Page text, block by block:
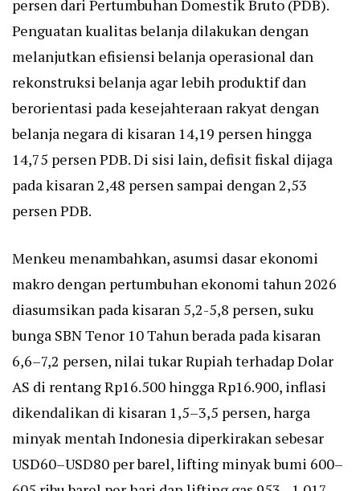
persen dari Pertumbuhan Domestik Bruto (PDB).
Penguatan kualitas belanja dilakukan dengan
melanjutkan efisiensi belanja operasional dan
rekonstruksi belanja agar lebih produktif dan
berorientasi pada kesejahteraan rakyat dengan
belanja negara di kisaran 14,19 persen hingga
14,75 persen PDB. Di sisi lain, defisit fiskal dijaga
pada kisaran 2,48 persen sampai dengan 2,53
persen PDB.
Menkeu menambahkan, asumsi dasar ekonomi
makro dengan pertumbuhan ekonomi tahun 2026
diasumsikan pada kisaran 5,2-5,8 persen, suku
bunga SBN Tenor 10 Tahun berada pada kisaran
6,6–7,2 persen, nilai tukar Rupiah terhadap Dolar
AS di rentang Rp16.500 hingga Rp16.900, inflasi
dikendalikan di kisaran 1,5–3,5 persen, harga
minyak mentah Indonesia diperkirakan sebesar
USD60–USD80 per barel, lifting minyak bumi 600–